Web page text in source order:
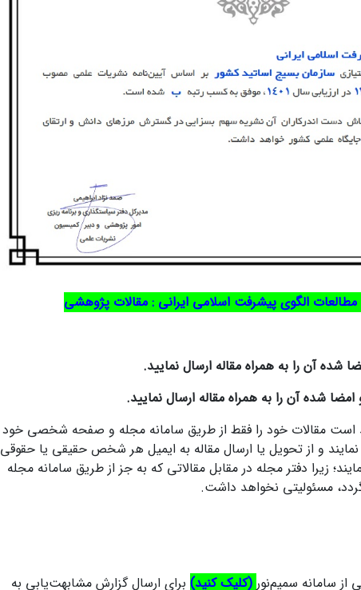
مطالعات الگوی پیشرفت اسلامی ایرانی : مقالات پژوهشی
شده آن را به همراه مقاله ارسال نمایید.
شده آن را به همراه مقاله ارسال نمایید.
است مقالات خود را فقط از طریق سامانه مجله و صفحه شخصی خود
و از تحویل یا ارسال مقاله به ایمیل هر شخص حقیقی یا حقوقی
زیرا دفتر مجله در مقابل مقالاتی که به جز از طریق سامانه مجله
مسئولیتی نخواهد داشت.
از سامانه سمیم‌نور (کلیک کنید) برای ارسال گزارش مشابهت‌یابی به